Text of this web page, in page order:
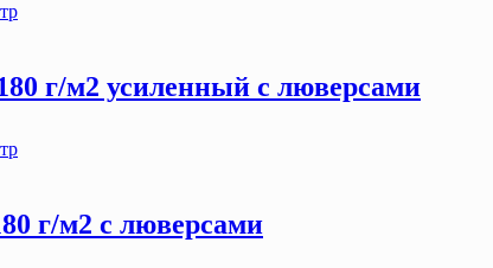
г/м2 усиленный с люверсами
г/м2 с люверсами